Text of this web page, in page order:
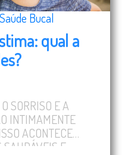
Saúde Bucal
qual a
SORRISO E A
INTIMAMENTE
ACONTECE
SAUDÁVEIS E